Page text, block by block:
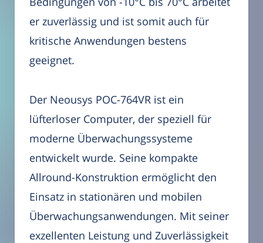
er zuverlässig und ist somit auch für
kritische Anwendungen bestens
geeignet.
Der Neousys POC-764VR ist ein
lüfterloser Computer, der speziell für
moderne Überwachungssysteme
entwickelt wurde. Seine kompakte
Allround-Konstruktion ermöglicht den
Einsatz in stationären und mobilen
Überwachungsanwendungen. Mit seiner
exzellenten Leistung und Zuverlässigkeit